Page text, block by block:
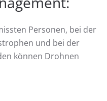
Personen, bei der
und bei der
können Drohnen